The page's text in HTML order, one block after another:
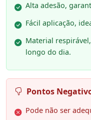
Alta adesão,
Fácil aplicação,
Material
longo do dia.
Pontos
Pode não ser